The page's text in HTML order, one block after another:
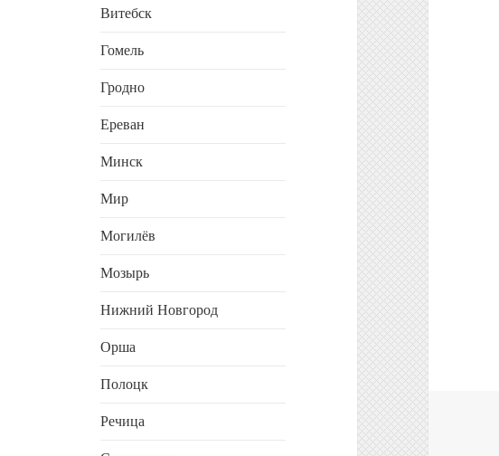
Витебск
Гомель
Гродно
Ереван
Минск
Мир
Могилёв
Мозырь
Нижний Новгород
Орша
Полоцк
Речица